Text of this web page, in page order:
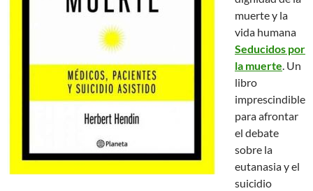
muerte y la
vida humana
Seducidos por
la muerte. Un
libro
imprescindible
para afrontar
el debate
sobre la
eutanasia y el
suicidio